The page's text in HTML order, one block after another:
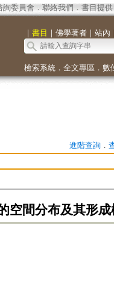
詢委員會． 聯絡我們 ． 書目提供
｜ 書目 ｜ 佛學著者｜ 站內
檢索系統． 全文專區 ． 數
進階查詢．
空間分布及其形成